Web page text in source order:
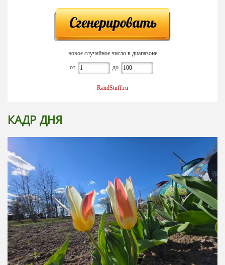
новое случайное число в диапазоне
от до
RandStuff.ru
КАДР ДНЯ